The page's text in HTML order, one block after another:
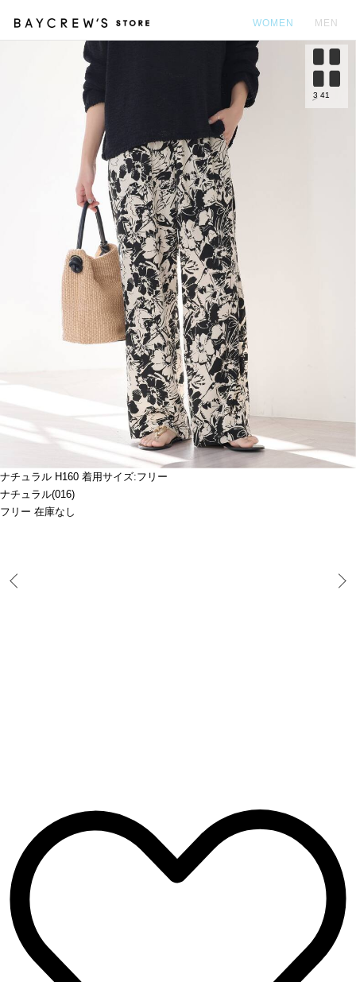
WOMEN MEN
ナチュラル H160 着用サイズ:フリー
ナチュラル(016)
フリー 在庫なし
3 41